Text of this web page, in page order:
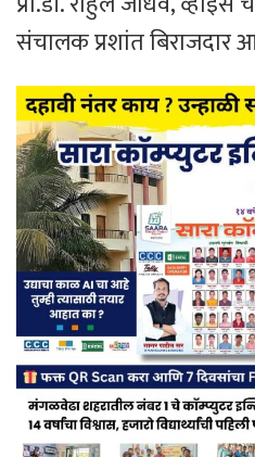
संचालक प्रशांत बिराजदार